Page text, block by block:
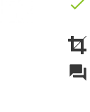
check
forum